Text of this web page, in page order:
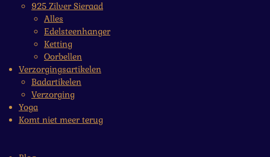
925 Zilver Sieraad
Alles
Edelsteenhanger
Ketting
Oorbellen
Verzorgingsartikelen
Badartikelen
Verzorging
Yoga
Komt niet meer terug